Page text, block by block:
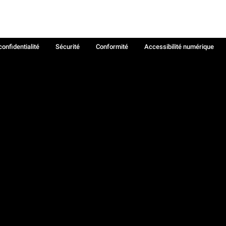
Sécurité Conformité
Accessibilité numérique